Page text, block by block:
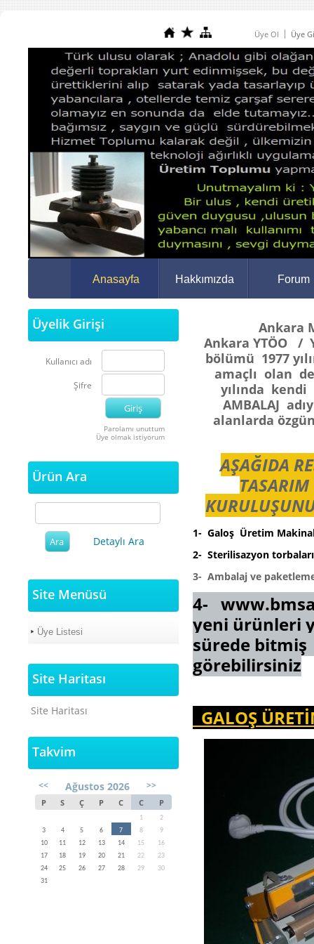
Üye Ol Üye
Anasayfa Hakkımızda Forum
Üyelik Girişi
Kullanıcı adı
Şifre
Parolamı unuttum
Üye olmak istiyorum
Ürün Ara
Detaylı Ara
Site Menüsü
Üye Listesi
Site Haritası
Site Haritası
Takvim
<< Ağustos 2026 >>
P S Ç P C C P
1
2
3
4 5 6 7 8
9
10
11 12 13 14 15
16
17
18 19 20 21 22
23
24
25 26 27 28 29
30
31
Ankara
Ankara YTÖO /
bölümü 1977
amaçlı olan
yılında
AMBALAJ
alanlarda
AŞAĞIDA
1- Galoş Üretim
2- Sterilisazyon
3- Ambalaj ve
4-
yeni ürünleri
sürede
görebilirsiniz
GALOŞ